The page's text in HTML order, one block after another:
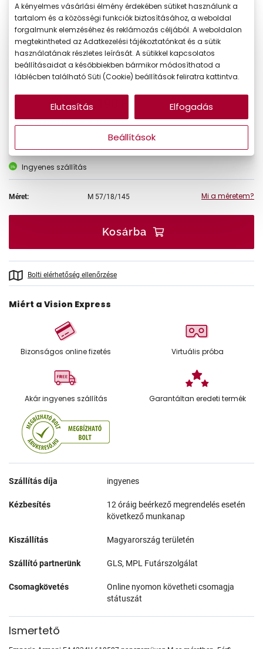
54.190 Ft
Törzsvásárlói ár: 46.062 Ft
Online megvásárolható
Készleten
Ingyenes szállítás
Méret: M 57/18/145 Mi a méretem?
Kosárba
Bolti elérhetőség ellenőrzése
Miért a Vision Express
Bizonságos online fizetés Virtuális próba
Akár ingyenes szállítás Garantáltan eredeti termék
Szállítás díja ingyenes
Kézbesítés
12 óráig beérkező megrendelés esetén
következő munkanap
Kiszállítás Magyarország területén
Szállító partnerünk GLS, MPL Futárszolgálat
Csomagkövetés
Online nyomon követheti csomagja
státuszát
Ismertető
A kényelmes vásárlási élmény érdekében sütiket használunk a
tartalom és a közösségi funkciók biztosításához, a weboldal
forgalmunk elemzéséhez és reklámozás céljából. A weboldalon
megtekintheted az Adatkezelési tájékoztatónkat és a sütik
használatának részletes leírását. A sütikkel kapcsolatos
beállításaidat a későbbiekben bármikor módosíthatod a
láblécben található Süti (Cookie) beállítások feliratra kattintva.
Beállítások
Elutasítás Elfogadás